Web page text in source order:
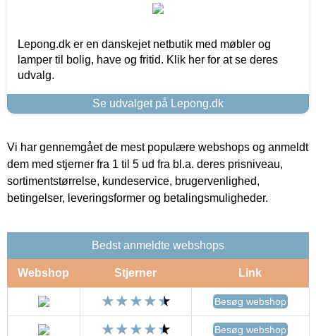
Lepong.dk er en danskejet netbutik med møbler og
lamper til bolig, have og fritid. Klik her for at se deres
udvalg.
Se udvalget på Lepong.dk
Vi har gennemgået de mest populære webshops og anmeldt
dem med stjerner fra 1 til 5 ud fra bl.a. deres prisniveau,
sortimentstørrelse, kundeservice, brugervenlighed,
betingelser, leveringsformer og betalingsmuligheder.
Bedst anmeldte webshops
Webshop Stjerner Link
Besøg webshop
Besøg webshop